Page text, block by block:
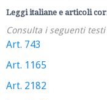
Leggi italiane e articoli
Consulta i seguenti
Art. 743
Art. 1165
Art. 2182